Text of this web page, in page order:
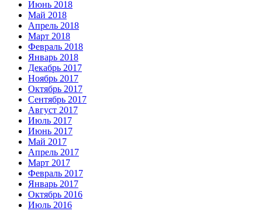
Июнь 2018
Май 2018
Апрель 2018
Март 2018
Февраль 2018
Январь 2018
Декабрь 2017
Ноябрь 2017
Октябрь 2017
Сентябрь 2017
Август 2017
Июль 2017
Июнь 2017
Май 2017
Апрель 2017
Март 2017
Февраль 2017
Январь 2017
Октябрь 2016
Июль 2016